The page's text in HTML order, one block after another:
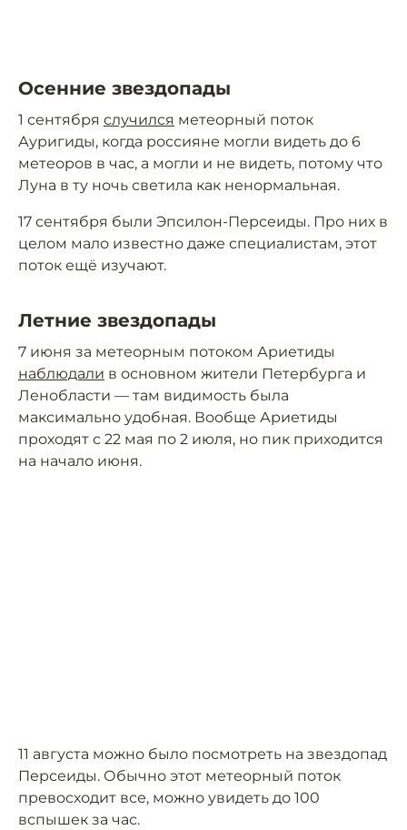
Осенние звездопады
1 сентября случился метеорный поток
Ауригиды, когда россияне могли видеть до 6
метеоров в час, а могли и не видеть, потому что
Луна в ту ночь светила как ненормальная.
17 сентября были Эпсилон-Персеиды. Про них в
целом мало известно даже специалистам, этот
поток ещё изучают.
Летние звездопады
7 июня за метеорным потоком Ариетиды
наблюдали в основном жители Петербурга и
Ленобласти — там видимость была
максимально удобная. Вообще Ариетиды
проходят с 22 мая по 2 июля, но пик приходится
на начало июня.
11 августа можно было посмотреть на звездопад
Персеиды. Обычно этот метеорный поток
превосходит все, можно увидеть до 100
вспышек за час.